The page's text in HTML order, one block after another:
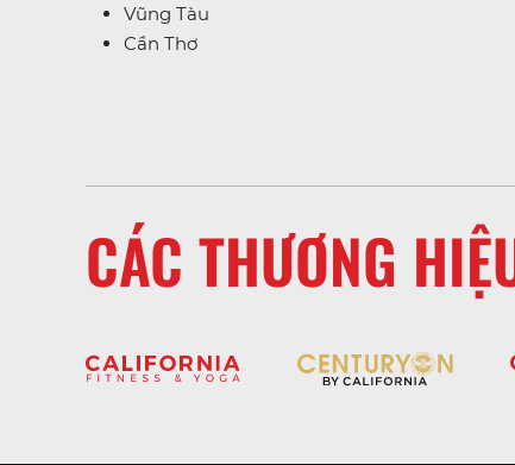
Vũng Tàu
Cần Thơ
CÁC THƯƠNG